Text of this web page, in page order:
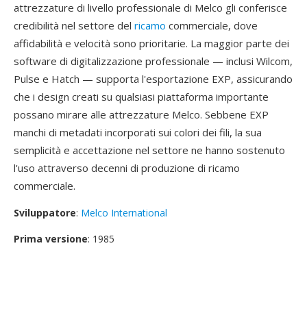
attrezzature di livello professionale di Melco gli conferisce
credibilità nel settore del ricamo commerciale, dove
affidabilità e velocità sono prioritarie. La maggior parte dei
software di digitalizzazione professionale — inclusi Wilcom,
Pulse e Hatch — supporta l'esportazione EXP, assicurando
che i design creati su qualsiasi piattaforma importante
possano mirare alle attrezzature Melco. Sebbene EXP
manchi di metadati incorporati sui colori dei fili, la sua
semplicità e accettazione nel settore ne hanno sostenuto
l'uso attraverso decenni di produzione di ricamo
commerciale.
Sviluppatore: Melco International
Prima versione: 1985